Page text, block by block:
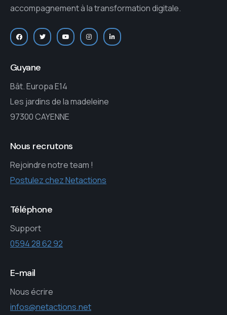
accompagnement à la transformation digitale.
Guyane
Bât. Europa E14
Les jardins de la madeleine
97300 CAYENNE
Nous recrutons
Rejoindre notre team !
Postulez chez Netactions
Téléphone
Support
0594 28 62 92
E-mail
Nous écrire
infos@netactions.net